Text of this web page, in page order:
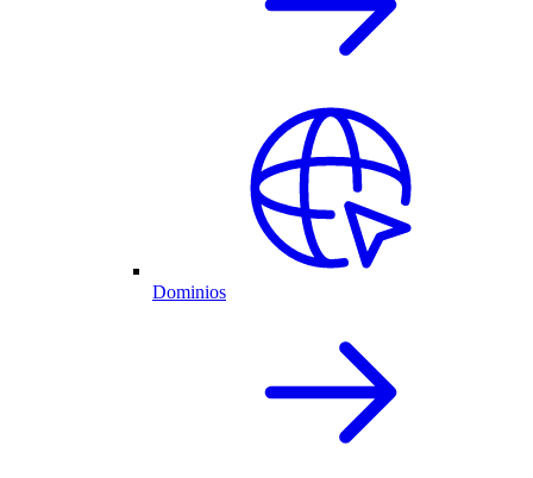
Dominios